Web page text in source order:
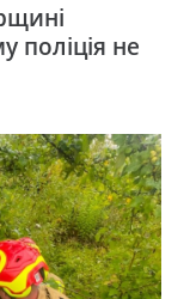
поліція не